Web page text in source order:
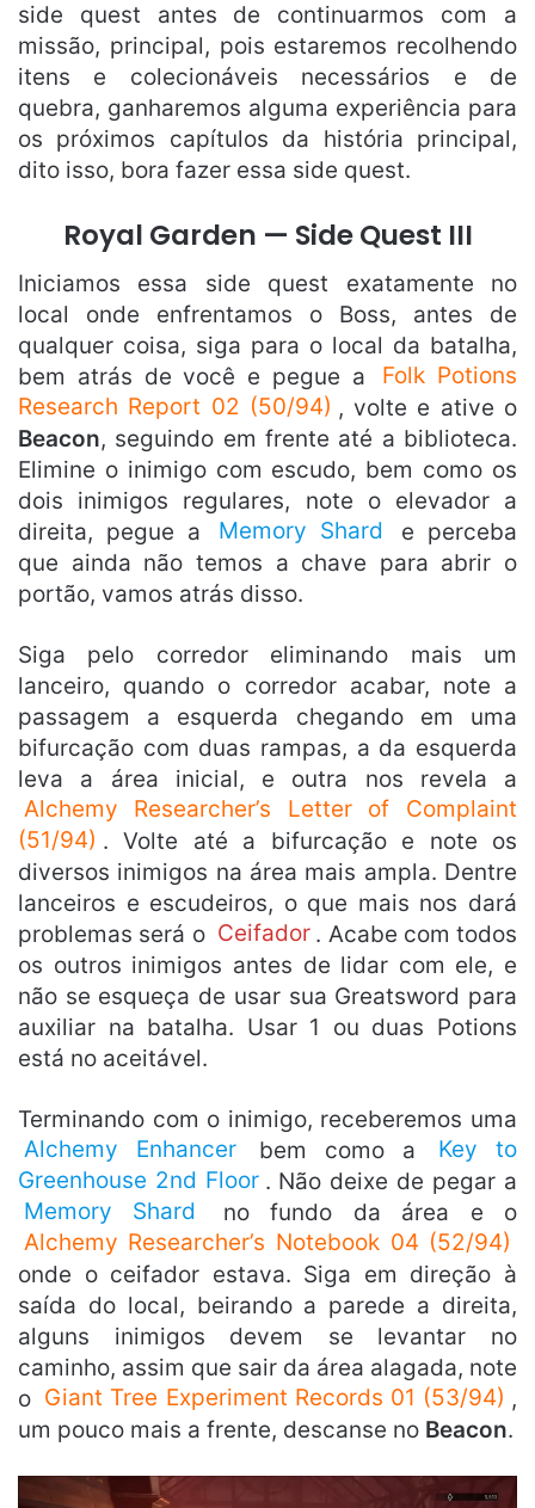
side quest antes de continuarmos com a
missão, principal, pois estaremos recolhendo
itens e colecionáveis necessários e de
quebra, ganharemos alguma experiência para
os próximos capítulos da história principal,
dito isso, bora fazer essa side quest.
Royal Garden — Side Quest III
Iniciamos essa side quest exatamente no
local onde enfrentamos o Boss, antes de
qualquer coisa, siga para o local da batalha,
bem atrás de você e pegue a
Folk Potions
Research Report 02 (50/94) , volte e ative o
Beacon, seguindo em frente até a biblioteca.
Elimine o inimigo com escudo, bem como os
dois inimigos regulares, note o elevador a
direita, pegue a
Memory Shard
e perceba
que ainda não temos a chave para abrir o
portão, vamos atrás disso.
Siga pelo corredor eliminando mais um
lanceiro, quando o corredor acabar, note a
passagem a esquerda chegando em uma
bifurcação com duas rampas, a da esquerda
leva a área inicial, e outra nos revela a
Alchemy Researcher’s Letter of Complaint
(51/94) . Volte até a bifurcação e note os
diversos inimigos na área mais ampla. Dentre
lanceiros e escudeiros, o que mais nos dará
problemas será o Ceifador . Acabe com todos
os outros inimigos antes de lidar com ele, e
não se esqueça de usar sua Greatsword para
auxiliar na batalha. Usar 1 ou duas Potions
está no aceitável.
Terminando com o inimigo, receberemos uma
Alchemy Enhancer
bem como a
Key to
Greenhouse 2nd Floor . Não deixe de pegar a
Memory Shard
no fundo da área e o
Alchemy Researcher’s Notebook 04 (52/94)
onde o ceifador estava. Siga em direção à
saída do local, beirando a parede a direita,
alguns inimigos devem se levantar no
caminho, assim que sair da área alagada, note
o Giant Tree Experiment Records 01 (53/94) ,
um pouco mais a frente, descanse no Beacon.